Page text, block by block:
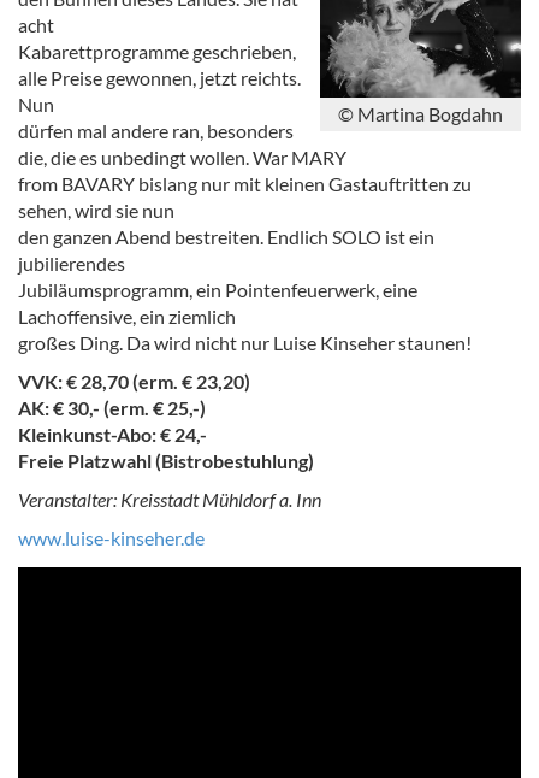
© Martina Bogdahn
acht
Kabarettprogramme geschrieben,
alle Preise gewonnen, jetzt reichts.
Nun
dürfen mal andere ran, besonders
die, die es unbedingt wollen. War MARY
from BAVARY bislang nur mit kleinen Gastauftritten zu
sehen, wird sie nun
den ganzen Abend bestreiten. Endlich SOLO ist ein
jubilierendes
Jubiläumsprogramm, ein Pointenfeuerwerk, eine
Lachoffensive, ein ziemlich
großes Ding. Da wird nicht nur Luise Kinseher staunen!
VVK: € 28,70 (erm. € 23,20)
AK: € 30,- (erm. € 25,-)
Kleinkunst-Abo: € 24,-
Freie Platzwahl (Bistrobestuhlung)
Veranstalter: Kreisstadt Mühldorf a. Inn
www.luise-kinseher.de